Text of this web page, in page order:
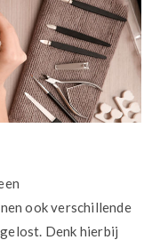
ook verschillende
Denk hierbij